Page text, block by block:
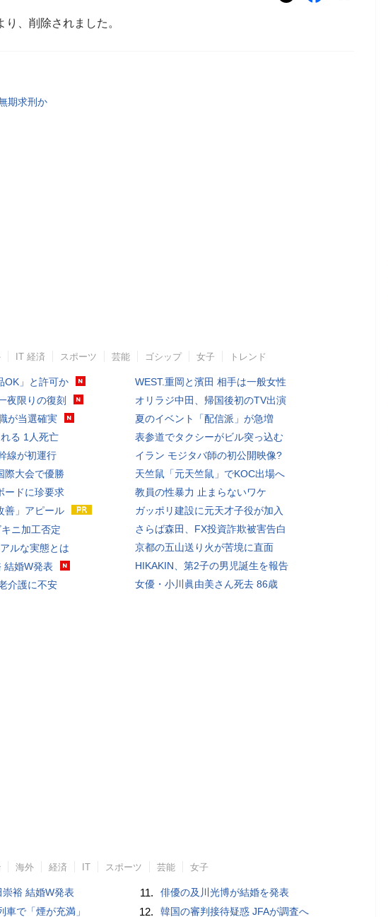
、削除されました。
期求刑か
IT 経済 スポーツ 芸能 ゴシップ 女子 トレンド
OK」と許可か
夜限りの復刻
が当選確実
る 1人死亡
線が初運行
際大会で優勝
ードに珍要求
善」アピール
ニ加工否定
ルな実態とは
結婚W発表
介護に不安
WEST.重岡と濱田 相手は一般女性
オリラジ中田、帰国後初のTV出演
夏のイベント「配信派」が急増
表参道でタクシーがビル突っ込む
イラン モジタバ師の初公開映像?
天竺鼠「元天竺鼠」でKOC出場へ
教員の性暴力 止まらないワケ
ガッポリ建設に元天才子役が加入
さらば森田、FX投資詐欺被害告白
京都の五山送り火が苦境に直面
HIKAKIN、第2子の男児誕生を報告
女優・小川眞由美さん死去 86歳
海外 経済 IT スポーツ 芸能 女子
裕 結婚W発表
車で「煙が充満」
11. 俳優の及川光博が結婚を発表
12. 韓国の審判接待疑惑 JFAが調査へ